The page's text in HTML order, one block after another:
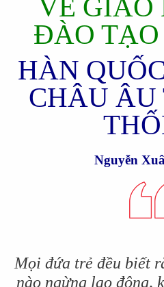
VỀ GIÁO
ĐÀO TẠO
HÀN
CHÂU ÂU
Nguyễn
Mọi đứa trẻ đều biết
nào ngừng lao động,